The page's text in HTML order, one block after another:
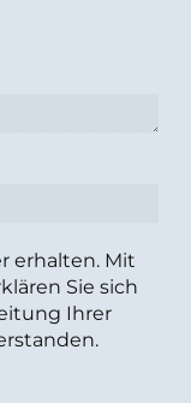
erhalten. Mit
Sie sich
Ihrer